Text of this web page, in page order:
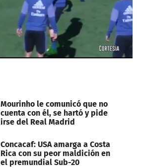
Mourinho le comunicó que no
cuenta con él, se hartó y pide
irse del Real Madrid
Concacaf: USA amarga a Costa
Rica con su peor maldición en
el premundial Sub-20